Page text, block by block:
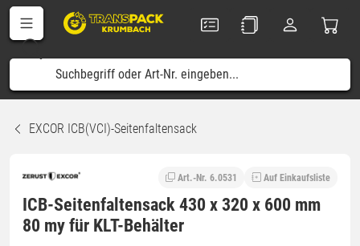
EXCOR ICB(VCI)-Seitenfaltensack
Art.-Nr. 6.0531 Auf Einkaufsliste
ICB-Seitenfaltensack 430 x 320 x 600 mm
80 my für KLT-Behälter